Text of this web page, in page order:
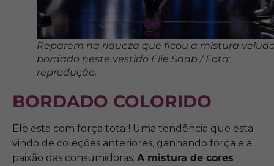
Reparem na riqueza que ficou a mistura
bordado neste vestido Elie Saab / Foto:
reprodução.
BORDADO COLORIDO
Ele esta com força total! Uma tendência que esta
vindo de coleções anteriores, ganhando força e a
paixão das consumidoras. A mistura de cores